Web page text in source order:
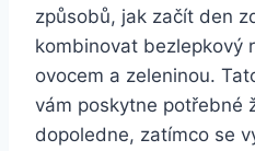
způsobů, jak začít den
kombinovat bezlepkový
ovocem a zeleninou.
vám poskytne potřebné
dopoledne, zatímco se